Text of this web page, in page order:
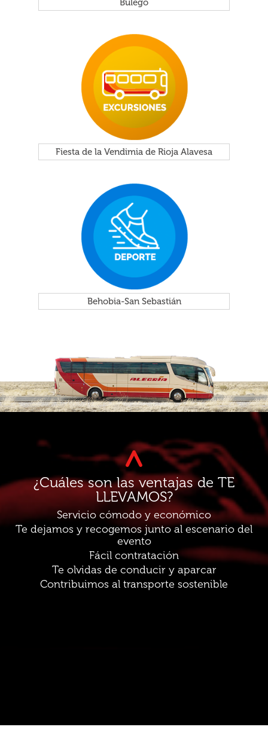
Bulego
Fiesta de la Vendimia de Rioja Alavesa
Behobia-San Sebastián
¿Cuáles son las ventajas de TE
LLEVAMOS?
Servicio cómodo y económico
Te dejamos y recogemos junto al escenario del
evento
Fácil contratación
Te olvidas de conducir y aparcar
Contribuimos al transporte sostenible